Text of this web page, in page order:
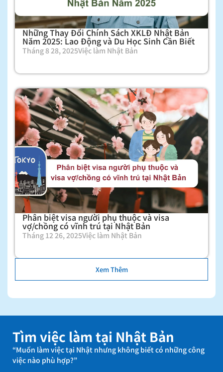
Những Thay Đổi Chính Sách XKLĐ Nhật Bản
Năm 2025: Lao Động và Du Học Sinh Cần Biết
Tháng 8 28, 2025Việc làm Nhật Bản
Phân biệt visa người phụ thuộc và visa
vợ/chồng có vĩnh trú tại Nhật Bản
Tháng 12 26, 2025Việc làm Nhật Bản
Xem Thêm
Tìm việc làm tại Nhật Bản
“Muốn làm việc tại Nhật nhưng không biết có những công
việc nào phù hợp?”